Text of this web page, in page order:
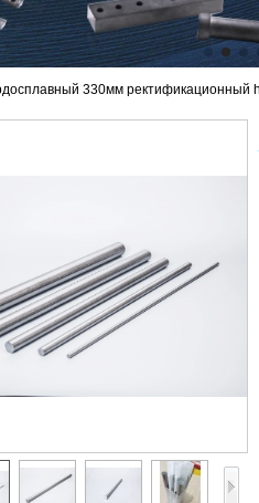
330мм ректификационный